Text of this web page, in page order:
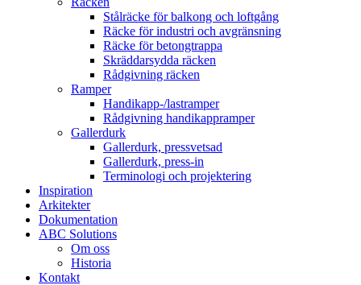
Stålräcke för balkong och loftgång
Räcke för industri och avgränsning
Räcke för betongtrappa
Skräddarsydda räcken
Rådgivning räcken
Ramper
Handikapp-/lastramper
Rådgivning handikappramper
Gallerdurk
Gallerdurk, pressvetsad
Gallerdurk, press-in
Terminologi och projektering
Inspiration
Arkitekter
Dokumentation
ABC Solutions
Om oss
Historia
Kontakt